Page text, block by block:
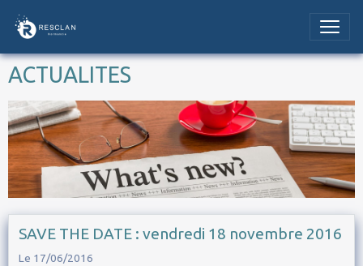
ACTUALITES
SAVE THE DATE : vendredi 18 novembre 2016
Le 17/06/2016